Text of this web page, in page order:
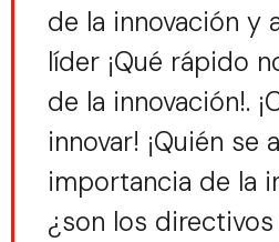
de la innovación y
líder ¡Qué rápido
de la innovación!.
innovar! ¡Quién se
importancia de la
¿son los